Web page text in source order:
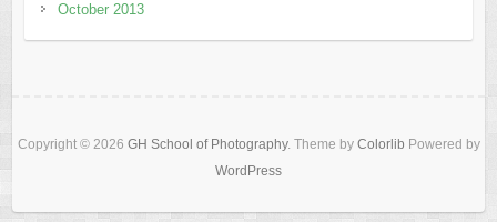
October 2013
Copyright © 2026 GH School of Photography. Theme by Colorlib Powered by
WordPress